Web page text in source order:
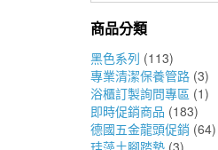
鍵
商品分類
黑色系列 (113)
專業清潔保養管路 (3)
浴櫃訂製詢問專區 (1)
即時促銷商品 (183)
德國五金龍頭促銷 (64)
珪藻土腳踏墊 (3)